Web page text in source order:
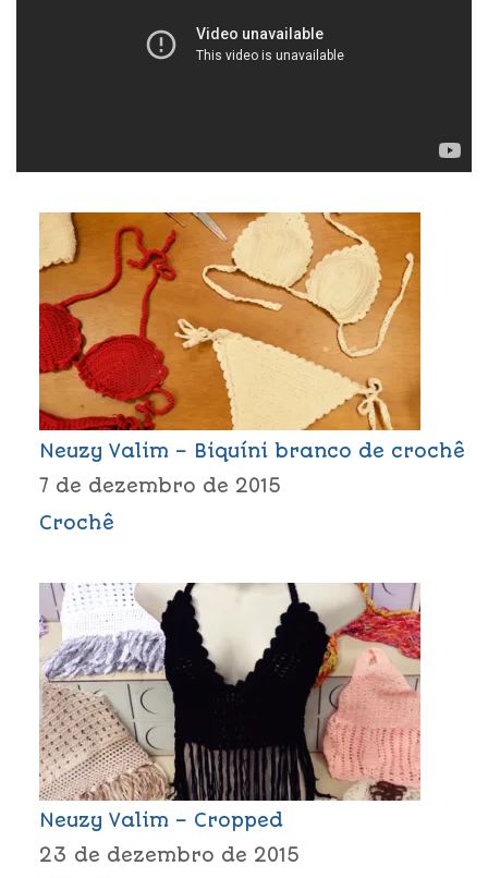
Neuzy Valim – Biquíni branco de crochê
7 de dezembro de 2015
Crochê
Neuzy Valim – Cropped
23 de dezembro de 2015